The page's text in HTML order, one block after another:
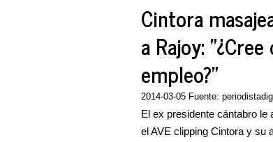
Cintora
a Rajoy:
empleo?"
2014-03-05 Fuente:
El ex presidente cántabro le
el AVE clipping Cintora y su